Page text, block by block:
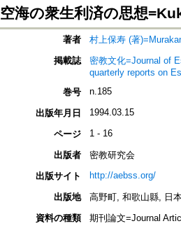
空海の衆生利済の思想
著者
村上保寿 (著
掲載誌
密教文化=Journal of
quarterly reports on
巻号
n.185
出版年月日 1994.03.15
ページ 1 - 16
出版者
密教研究会
出版サイト
http://aebss.org/
出版地
高野町, 和歌山縣, 日
資料の種類
期刊論文=Journal